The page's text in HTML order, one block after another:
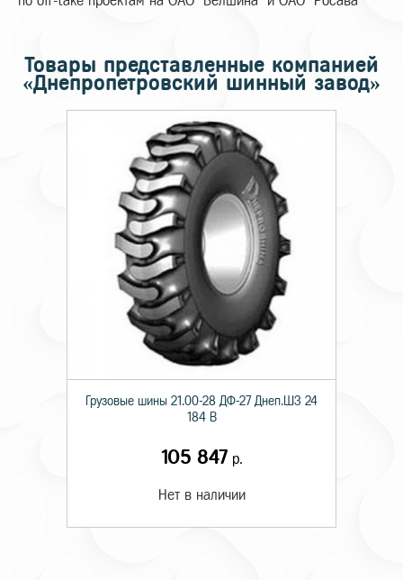
Товары представленные компанией
«Днепропетровский шинный завод»
Грузовые шины 21.00-28 ДФ-27 Днеп.ШЗ 24
184 B
105 847 р.
Нет в наличии